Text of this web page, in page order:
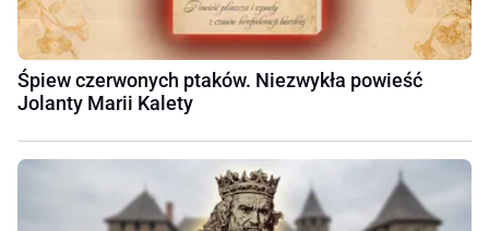
Śpiew czerwonych ptaków. Niezwykła powieść
Jolanty Marii Kalety